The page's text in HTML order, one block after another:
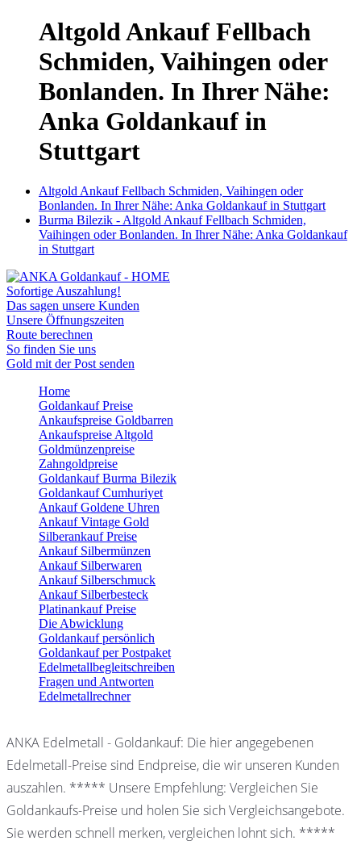
Altgold Ankauf Fellbach
Schmiden, Vaihingen oder
Bonlanden. In Ihrer Nähe:
Anka Goldankauf in
Stuttgart
Altgold Ankauf Fellbach Schmiden, Vaihingen oder
Bonlanden. In Ihrer Nähe: Anka Goldankauf in Stuttgart
Burma Bilezik - Altgold Ankauf Fellbach Schmiden,
Vaihingen oder Bonlanden. In Ihrer Nähe: Anka Goldankauf
in Stuttgart
Sofortige Auszahlung!
Das sagen unsere Kunden
Unsere Öffnungszeiten
Route berechnen
So finden Sie uns
Gold mit der Post senden
Home
Goldankauf Preise
Ankaufspreise Goldbarren
Ankaufspreise Altgold
Goldmünzenpreise
Zahngoldpreise
Goldankauf Burma Bilezik
Goldankauf Cumhuriyet
Ankauf Goldene Uhren
Ankauf Vintage Gold
Silberankauf Preise
Ankauf Silbermünzen
Ankauf Silberwaren
Ankauf Silberschmuck
Ankauf Silberbesteck
Platinankauf Preise
Die Abwicklung
Goldankauf persönlich
Goldankauf per Postpaket
Edelmetallbegleitschreiben
Fragen und Antworten
Edelmetallrechner
ANKA Edelmetall - Goldankauf: Die hier angegebenen
Edelmetall-Preise sind Endpreise, die wir unseren Kunden
auszahlen. ***** Unsere Empfehlung: Vergleichen Sie
Goldankaufs-Preise und holen Sie sich Vergleichsangebote.
Sie werden schnell merken, vergleichen lohnt sich. *****